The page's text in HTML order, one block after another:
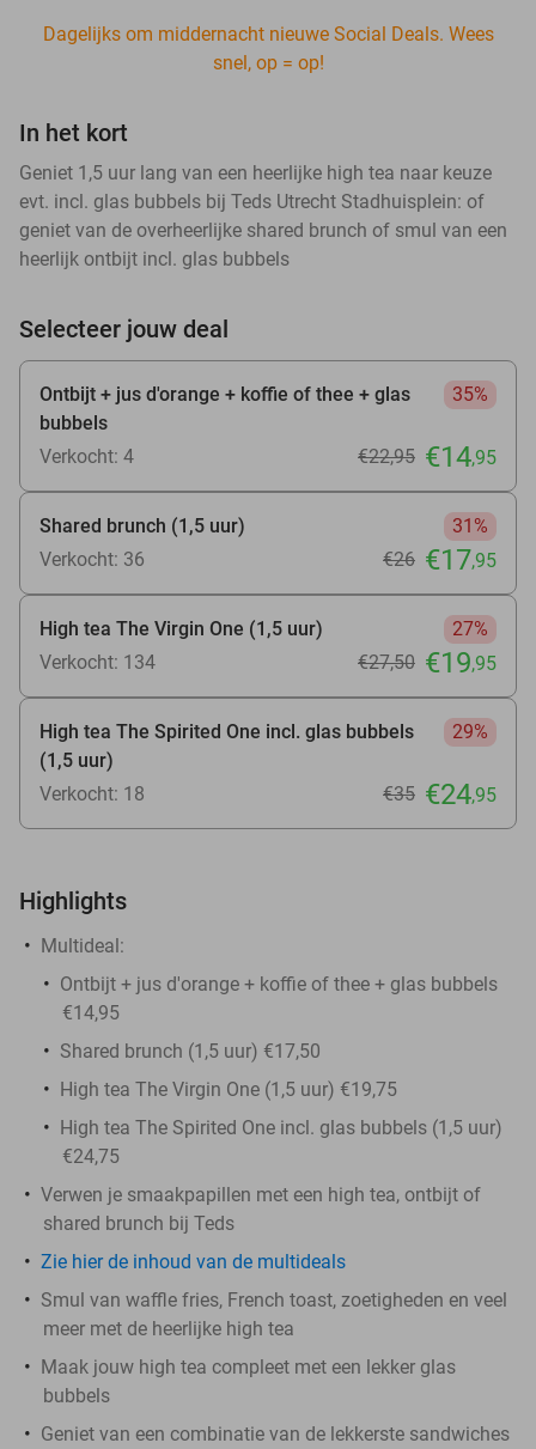
Dagelijks om middernacht nieuwe Social Deals. Wees
snel, op = op!
In het kort
Geniet 1,5 uur lang van een heerlijke high tea naar keuze
evt. incl. glas bubbels bij Teds Utrecht Stadhuisplein: of
geniet van de overheerlijke shared brunch of smul van een
heerlijk ontbijt incl. glas bubbels
Selecteer jouw deal
Ontbijt + jus d'orange + koffie of thee + glas
bubbels
35%
Verkocht: 4 €22,95 €14,95
Shared brunch (1,5 uur)
31%
Verkocht: 36
€26 €17,95
High tea The Virgin One (1,5 uur)
27%
Verkocht: 134
€27,50 €19,95
High tea The Spirited One incl. glas bubbels
(1,5 uur)
29%
Verkocht: 18 €35 €24,95
Highlights
Multideal:
Ontbijt + jus d'orange + koffie of thee + glas bubbels
€14,95
Shared brunch (1,5 uur) €17,50
High tea The Virgin One (1,5 uur) €19,75
High tea The Spirited One incl. glas bubbels (1,5 uur)
€24,75
Verwen je smaakpapillen met een high tea, ontbijt of
shared brunch bij Teds
Zie hier de inhoud van de multideals
Smul van waffle fries, French toast, zoetigheden en veel
meer met de heerlijke high tea
Maak jouw high tea compleet met een lekker glas
bubbels
Geniet van een combinatie van de lekkerste sandwiches